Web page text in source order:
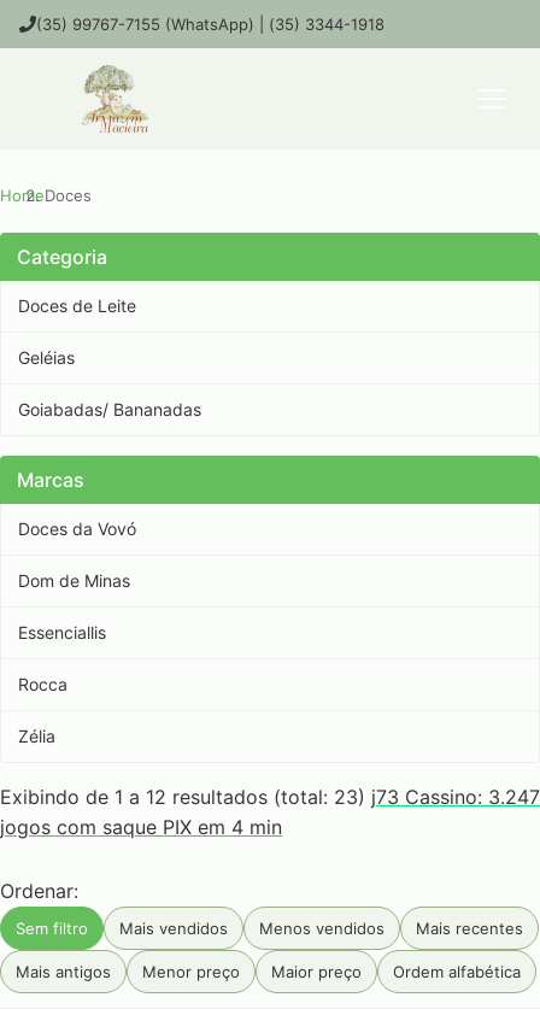
(35) 99767-7155 (WhatsApp) | (35) 3344-1918
HomeDoces
Categoria
Doces de Leite
Geléias
Goiabadas/ Bananadas
Marcas
Doces da Vovó
Dom de Minas
Essenciallis
Rocca
Zélia
Exibindo de 1 a 12 resultados (total: 23) j73 Cassino: 3.247
jogos com saque PIX em 4 min
Ordenar:
Sem filtro Mais vendidos Menos vendidos Mais recentes
Mais antigos Menor preço Maior preço Ordem alfabética